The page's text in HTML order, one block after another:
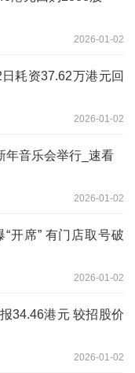
2026-01-02
耗资37.62万港元回
2026-01-02
年音乐会举行_速看
2026-01-02
开席” 有门店取号破
2026-01-02
34.46港元 较招股价
2026-01-02